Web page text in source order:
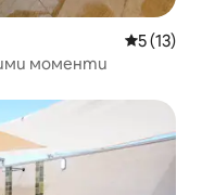
Средна
5 (13)
моменти